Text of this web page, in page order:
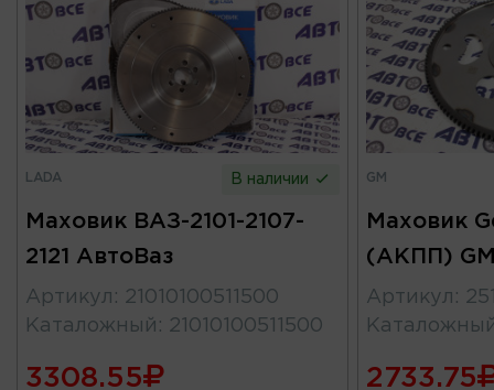
LADA В наличии
Маховик ВАЗ-2101-2107-
2121 АвтоВаз
Артикул : 21010100511500
Каталожный : 21010100511500
3308.55
GM
Маховик
(АКПП)
Артикул :
2733.75